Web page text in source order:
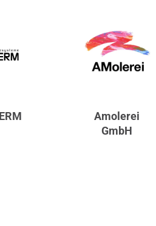
Amolerei
GmbH